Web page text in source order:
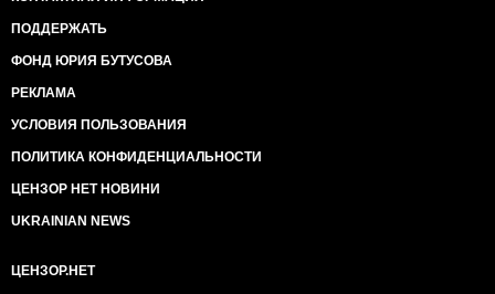
ПОДДЕРЖАТЬ
ФОНД ЮРИЯ БУТУСОВА
РЕКЛАМА
УСЛОВИЯ ПОЛЬЗОВАНИЯ
ПОЛИТИКА КОНФИДЕНЦИАЛЬНОСТИ
ЦЕНЗОР НЕТ НОВИНИ
UKRAINIAN NEWS
ЦЕНЗОР.НЕТ